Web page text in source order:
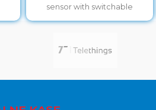
sensor with switchable
resolution of